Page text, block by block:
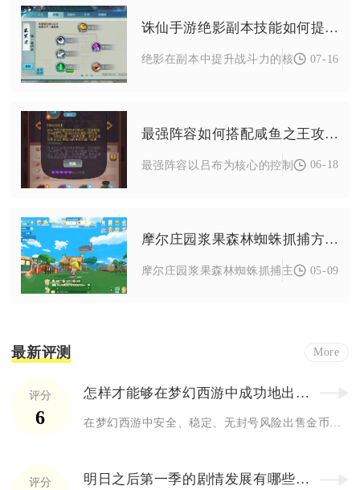
诛仙手游绝影副本技能如何提高战斗力
绝影在副本中提升战斗力的核心方式是围
07-16
最强阵容如何搭配咸鱼之王攻略最新阵容
最强阵容以吕布为核心的控制爆发流、孙
06-18
摩尔庄园浆果森林蜘蛛抓捕方法有哪些
摩尔庄园浆果森林蜘蛛抓捕主要有两种核
05-09
最新评测 More
评分
6
怎样才能够在梦幻西游中成功地出售金币
评分 明日之后第一季的剧情发展有哪些惊喜